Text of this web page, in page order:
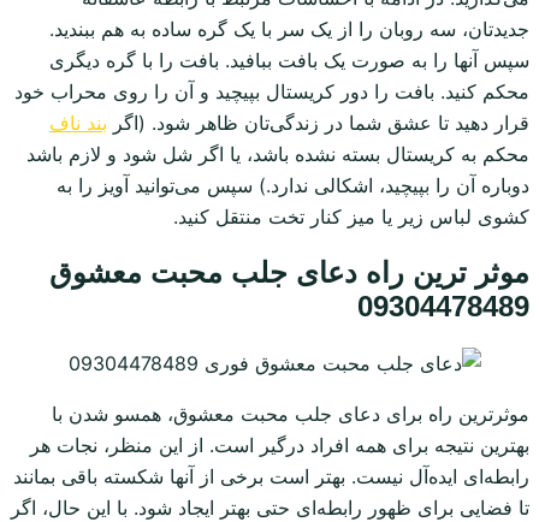
جدیدتان، سه روبان را از یک سر با یک گره ساده به هم ببندید.
سپس آنها را به صورت یک بافت ببافید. بافت را با گره دیگری
محکم کنید. بافت را دور کریستال بپیچید و آن را روی محراب خود
قرار دهید تا عشق شما در زندگی‌تان ظاهر شود. (اگر بند ناف
محکم به کریستال بسته نشده باشد، یا اگر شل شود و لازم باشد
دوباره آن را بپیچید، اشکالی ندارد.) سپس می‌توانید آویز را به
کشوی لباس زیر یا میز کنار تخت منتقل کنید.
موثر ترین راه دعای جلب محبت معشوق
09304478489
موثرترین راه برای دعای جلب محبت معشوق، همسو شدن با
بهترین نتیجه برای همه افراد درگیر است. از این منظر، نجات هر
رابطه‌ای ایده‌آل نیست. بهتر است برخی از آنها شکسته باقی بمانند
تا فضایی برای ظهور رابطه‌ای حتی بهتر ایجاد شود. با این حال، اگر